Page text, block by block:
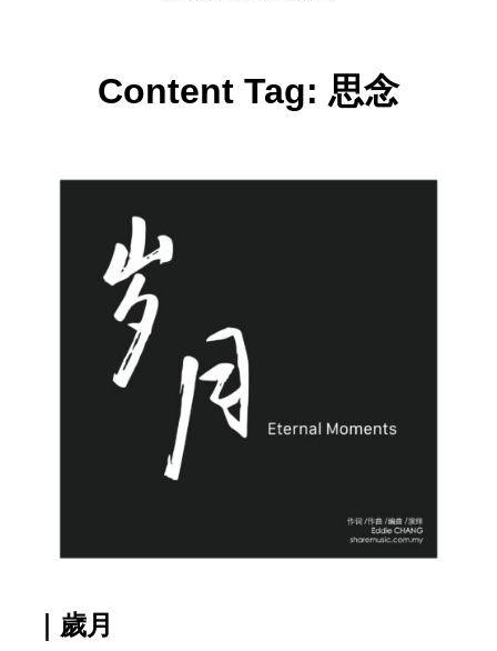
Content Tag: 思念
｜歲月